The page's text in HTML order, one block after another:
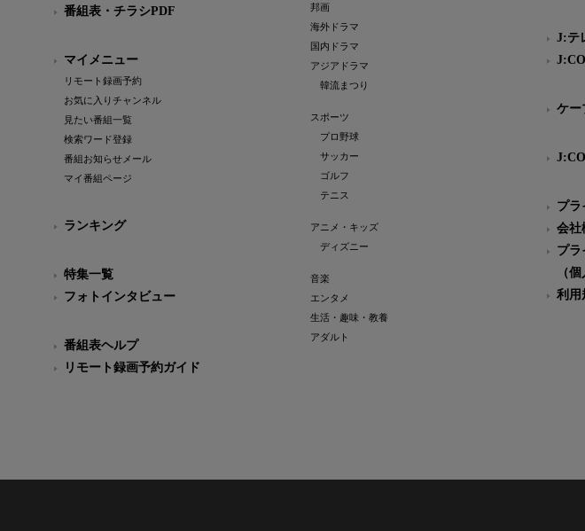
番組表・チラシPDF
マイメニュー
リモート録画予約
お気に入りチャンネル
見たい番組一覧
検索ワード登録
番組お知らせメール
マイ番組ページ
ランキング
特集一覧
フォトインタビュー
番組表ヘルプ
リモート録画予約ガイド
邦画
海外ドラマ
国内ドラマ
アジアドラマ
韓流まつり
スポーツ
プロ野球
サッカー
ゴルフ
テニス
アニメ・キッズ
ディズニー
音楽
エンタメ
生活・趣味・教養
アダルト
J:テ
ケー
プラ
会社
プラ
（
利用